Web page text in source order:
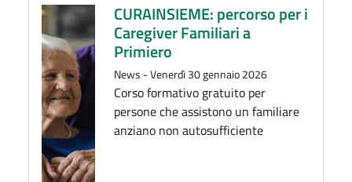
CURAINSIEME: percorso per i
Caregiver Familiari a
Primiero
News -Venerdì 30 gennaio 2026
Corso formativo gratuito per
persone che assistono un familiare
anziano non autosufficiente